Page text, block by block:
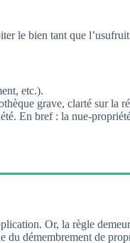
le bien tant que
etc.).
grave, clarté sur la
En bref : la nue-
Or, la règle
du démembrement de